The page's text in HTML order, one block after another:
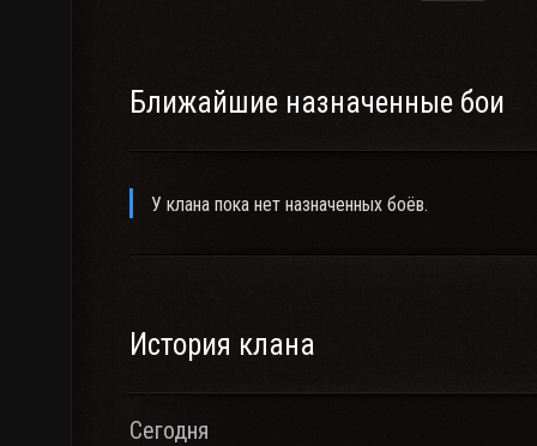
Ближайшие назначенные бои
У клана пока нет назначенных боёв.
История клана
Сегодня